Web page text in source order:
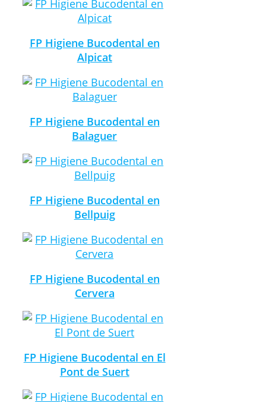
FP Higiene Bucodental en
Alpicat
FP Higiene Bucodental en
Balaguer
FP Higiene Bucodental en
Bellpuig
FP Higiene Bucodental en
Cervera
FP Higiene Bucodental en El
Pont de Suert